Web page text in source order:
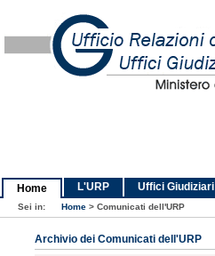
Home L'URP Uffici Giudiziari
Sei in: Home > Comunicati dell'URP
Archivio dei Comunicati dell'URP